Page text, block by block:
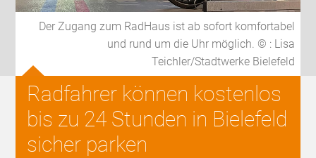
Der Zugang zum RadHaus ist ab sofort komfortabel
und rund um die Uhr möglich. © : Lisa
Teichler/Stadtwerke Bielefeld
Radfahrer können kostenlos
bis zu 24 Stunden in Bielefeld
sicher parken